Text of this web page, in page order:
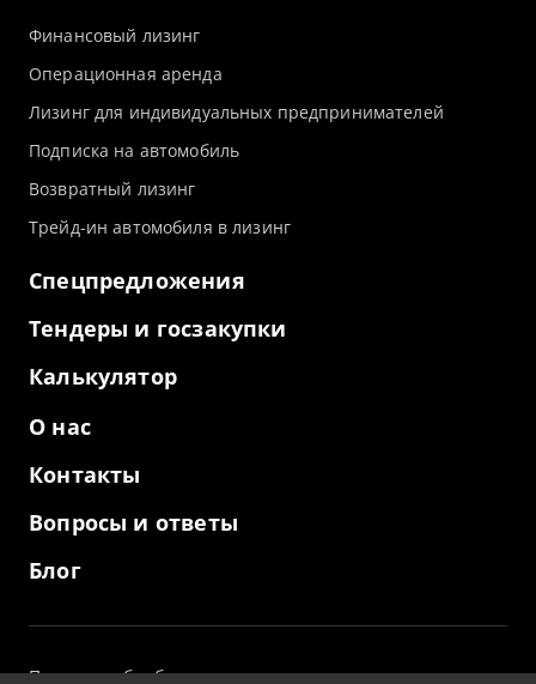
Финансовый лизинг
Операционная аренда
Лизинг для индивидуальных предпринимателей
Подписка на автомобиль
Возвратный лизинг
Трейд-ин автомобиля в лизинг
Спецпредложения
Тендеры и госзакупки
Калькулятор
О нас
Контакты
Вопросы и ответы
Блог
Политика обработки персональных данных